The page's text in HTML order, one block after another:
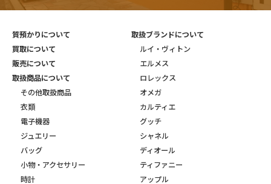
質預かりについて
買取について
販売について
取扱商品について
その他取扱商品
衣類
電子機器
ジュエリー
バッグ
小物・アクセサリー
時計
取扱ブランドについて
ルイ・ヴィトン
エルメス
ロレックス
オメガ
カルティエ
グッチ
シャネル
ディオール
ティファニー
アップル